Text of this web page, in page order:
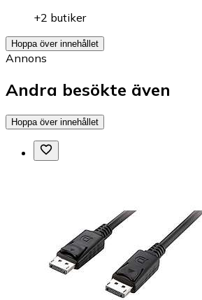
+2 butiker
Hoppa över innehållet
Annons
Andra besökte även
Hoppa över innehållet